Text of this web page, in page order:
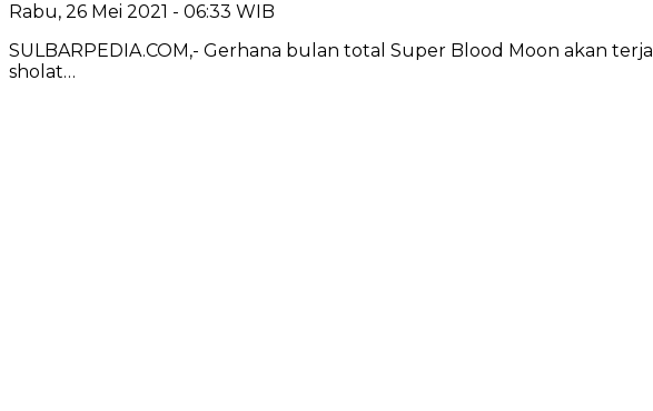
Rabu, 26 Mei 2021 - 06:33 WIB
SULBARPEDIA.COM,- Gerhana bulan total Super Blood Moon akan
sholat…